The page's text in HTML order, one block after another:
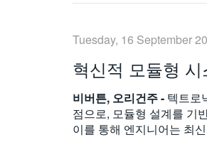
Tuesday, 16 September
혁신적 모듈형
비버튼, 오리건주- 텍트로
점으로, 모듈형 설계를 기
이를 통해 엔지니어는 최